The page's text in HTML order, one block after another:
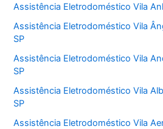
Assistência Eletrodoméstico Vila
Assistência Eletrodoméstico Vila
SP
Assistência Eletrodoméstico Vila
SP
Assistência Eletrodoméstico Vila
SP
Assistência Eletrodoméstico Vila